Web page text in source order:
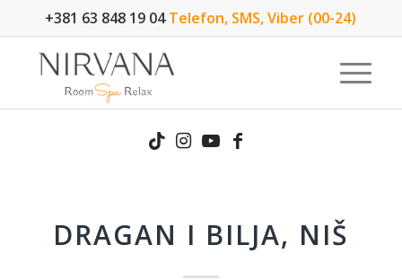
+381 63 848 19 04Telefon, SMS, Viber (00-24)
DRAGAN I BILJA, NIŠ